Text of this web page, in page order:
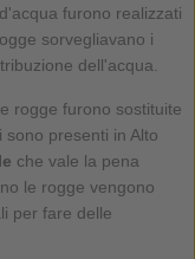
furono realizzati
sorvegliavano i
dell'acqua.
rogge furono sostituite
sono presenti in Alto
che vale la pena
le rogge vengono
per fare delle